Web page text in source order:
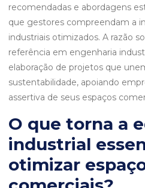
recomendadas e abordagens
que gestores compreendam a
industriais otimizados. A razão
referência em engenharia
elaboração de projetos que
sustentabilidade, apoiando
assertiva de seus espaços
O que torna a
industrial
otimizar